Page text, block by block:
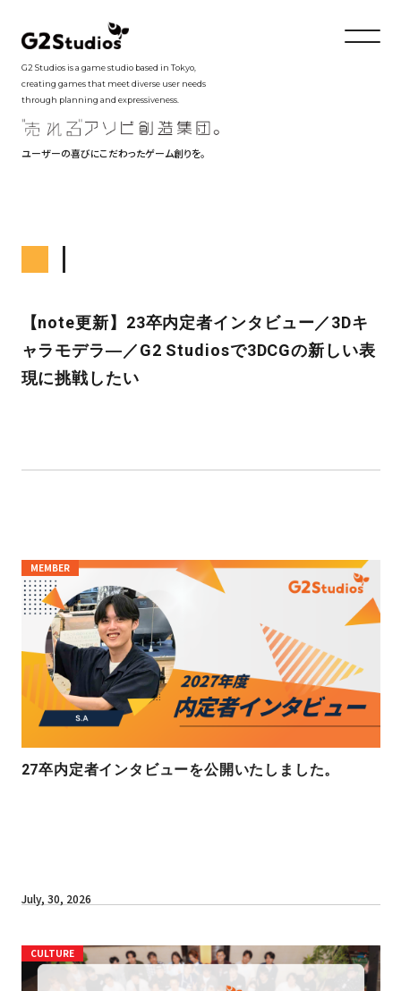
G2 Studios is a game studio based in Tokyo,
creating games that meet diverse user needs
through planning and expressiveness.
ユーザーの喜びにこだわったゲーム創りを。
【note更新】23卒内定者インタビュー／3Dキ
ャラモデラ―／G2 Studiosで3DCGの新しい表
現に挑戦したい
MEMBER
27卒内定者インタビューを公開いたしました。
July, 30, 2026
CULTURE